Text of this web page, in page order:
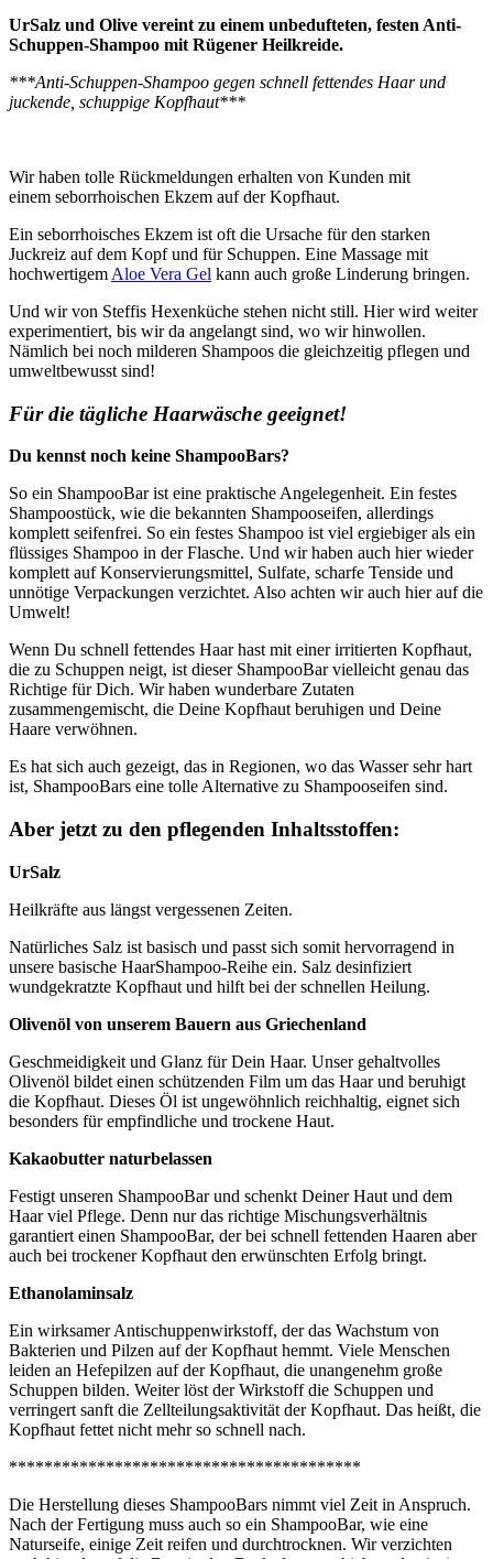
UrSalz und Olive vereint zu einem unbedufteten, festen Anti-
Schuppen-Shampoo mit Rügener Heilkreide.
***Anti-Schuppen-Shampoo gegen schnell fettendes Haar und
juckende, schuppige Kopfhaut***
Wir haben tolle Rückmeldungen erhalten von Kunden mit
einem seborrhoischen Ekzem auf der Kopfhaut.
Ein seborrhoisches Ekzem ist oft die Ursache für den starken
Juckreiz auf dem Kopf und für Schuppen. Eine Massage mit
hochwertigem Aloe Vera Gel kann auch große Linderung bringen.
Und wir von Steffis Hexenküche stehen nicht still. Hier wird weiter
experimentiert, bis wir da angelangt sind, wo wir hinwollen.
Nämlich bei noch milderen Shampoos die gleichzeitig pflegen und
umweltbewusst sind!
Für die tägliche Haarwäsche geeignet!
Du kennst noch keine ShampooBars?
So ein ShampooBar ist eine praktische Angelegenheit. Ein festes
Shampoostück, wie die bekannten Shampooseifen, allerdings
komplett seifenfrei. So ein festes Shampoo ist viel ergiebiger als ein
flüssiges Shampoo in der Flasche. Und wir haben auch hier wieder
komplett auf Konservierungsmittel, Sulfate, scharfe Tenside und
unnötige Verpackungen verzichtet. Also achten wir auch hier auf die
Umwelt!
Wenn Du schnell fettendes Haar hast mit einer irritierten Kopfhaut,
die zu Schuppen neigt, ist dieser ShampooBar vielleicht genau das
Richtige für Dich. Wir haben wunderbare Zutaten
zusammengemischt, die Deine Kopfhaut beruhigen und Deine
Haare verwöhnen.
Es hat sich auch gezeigt, das in Regionen, wo das Wasser sehr hart
ist, ShampooBars eine tolle Alternative zu Shampooseifen sind.
Aber jetzt zu den pflegenden Inhaltsstoffen:
UrSalz
Heilkräfte aus längst vergessenen Zeiten.
Natürliches Salz ist basisch und passt sich somit hervorragend in
unsere basische HaarShampoo-Reihe ein. Salz desinfiziert
wundgekratzte Kopfhaut und hilft bei der schnellen Heilung.
Olivenöl von unserem Bauern aus Griechenland
Geschmeidigkeit und Glanz für Dein Haar. Unser gehaltvolles
Olivenöl bildet einen schützenden Film um das Haar und beruhigt
die Kopfhaut. Dieses Öl ist ungewöhnlich reichhaltig, eignet sich
besonders für empfindliche und trockene Haut.
Kakaobutter naturbelassen
Festigt unseren ShampooBar und schenkt Deiner Haut und dem
Haar viel Pflege. Denn nur das richtige Mischungsverhältnis
garantiert einen ShampooBar, der bei schnell fettenden Haaren aber
auch bei trockener Kopfhaut den erwünschten Erfolg bringt.
Ethanolaminsalz
Ein wirksamer Antischuppenwirkstoff, der das Wachstum von
Bakterien und Pilzen auf der Kopfhaut hemmt. Viele Menschen
leiden an Hefepilzen auf der Kopfhaut, die unangenehm große
Schuppen bilden. Weiter löst der Wirkstoff die Schuppen und
verringert sanft die Zellteilungsaktivität der Kopfhaut. Das heißt, die
Kopfhaut fettet nicht mehr so schnell nach.
****************************************
Die Herstellung dieses ShampooBars nimmt viel Zeit in Anspruch.
Nach der Fertigung muss auch so ein ShampooBar, wie eine
Naturseife, einige Zeit reifen und durchtrocknen. Wir verzichten